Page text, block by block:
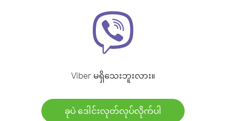
Viber မရှိသေးဘူးလား။
ခုပဲ ဒေါင်းလုတ်လုပ်လိုက်ပါ